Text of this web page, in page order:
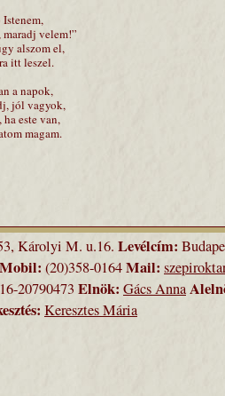
velem!”
alszom el,
itt leszel.
a napok,
jól vagyok,
este van,
magam.
Károlyi M. u.16. Levélcím:
Mobil: (20)358-0164Mail:
20790473 Elnök: Gács Anna
Keresztes Mária